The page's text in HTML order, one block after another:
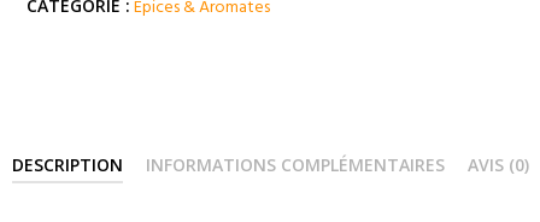
CATÉGORIE : Epices & Aromates
DESCRIPTION INFORMATIONS COMPLÉMENTAIRES AVIS (0)